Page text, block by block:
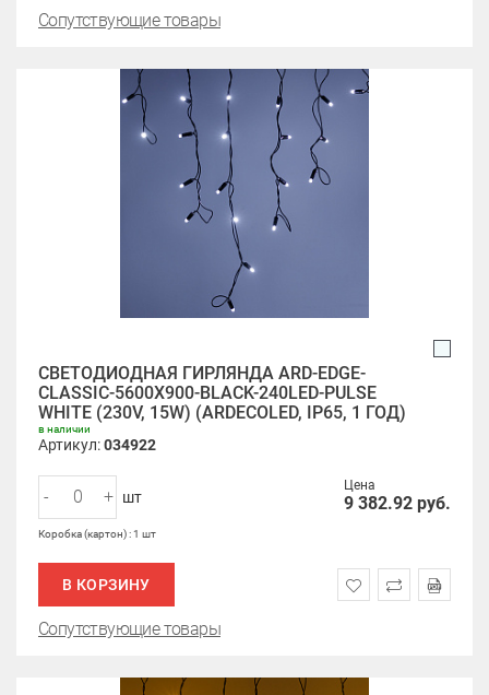
Сопутствующие товары
СВЕТОДИОДНАЯ ГИРЛЯНДА ARD-EDGE-
CLASSIC-5600X900-BLACK-240LED-PULSE
WHITE (230V, 15W) (ARDECOLED, IP65, 1 ГОД)
в наличии
Артикул:034922
Цена
9 382.92 руб.
- + шт
Коробка (картон) : 1 шт
В КОРЗИНУ
Сопутствующие товары